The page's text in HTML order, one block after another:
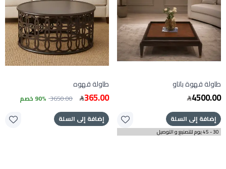
طاولة قهوة باتاو
4500.00
إضافة إلى السلة
30 - 45 يوم للتصنيع و التوصيل
طاولة قهوه
365.00
3650.00 90% خصم
إضافة إلى السلة